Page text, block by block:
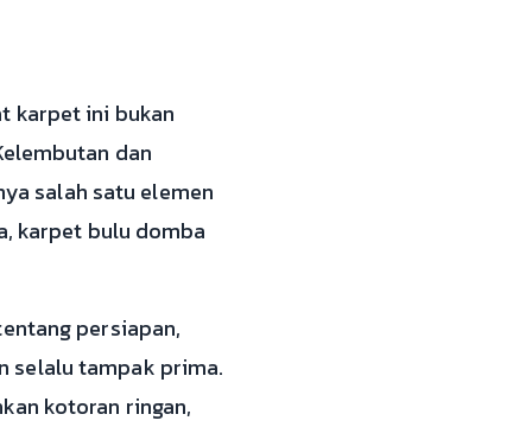
karpet ini bukan
dan
salah satu elemen
karpet bulu domba
persiapan,
selalu tampak prima.
kotoran ringan,